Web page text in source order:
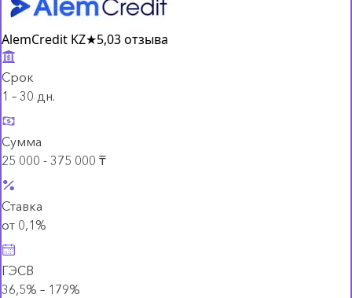
AlemCredit KZ★5,03 отзыва
Срок
1 – 30 дн.
Сумма
25 000 - 375 000 ₸
Ставка
от 0,1%
ГЭСВ
36,5% – 179%